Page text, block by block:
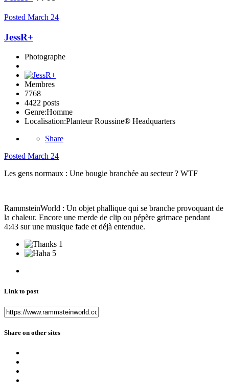
Posted March 24
JessR+
Photographe
Membres
7768
4422 posts
Genre:Homme
Localisation:Planteur Roussine® Headquarters
Share
Posted March 24
Les gens normaux : Une bougie branchée au secteur ? WTF
RammsteinWorld : Un objet phallique qui se branche provoquant de
la chaleur. Encore une merde de clip ou pépère grimace pendant
4:43 sur une musique fade et déjà entendue.
1
5
Link to post
Share on other sites